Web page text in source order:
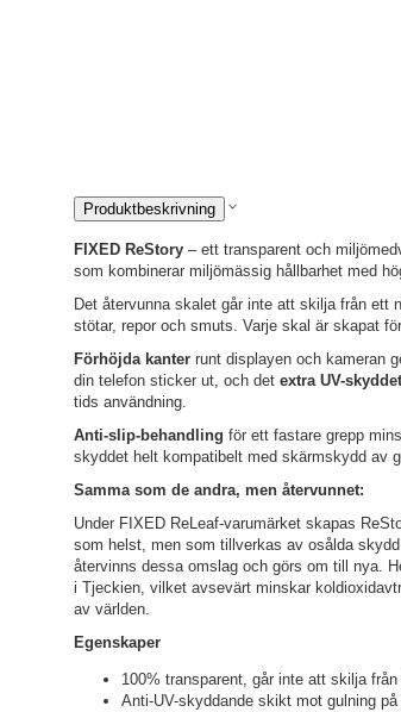
Produktbeskrivning
FIXED ReStory – ett transparent och
som kombinerar miljömässig hållbarhet med
Det återvunna skalet går inte att skilja från ett
stötar, repor och smuts. Varje skal är skapat
Förhöjda kanter runt displayen och kameran
din telefon sticker ut, och det extra UV-skyddet
tids användning.
Anti-slip-behandling för ett fastare grepp
skyddet helt kompatibelt med skärmskydd av
Samma som de andra, men återvunnet:
Under FIXED ReLeaf-varumärket skapas
som helst, men som tillverkas av osålda
återvinns dessa omslag och görs om till nya.
i Tjeckien, vilket avsevärt minskar
av världen.
Egenskaper
100% transparent, går inte att skilja
Anti-UV-skyddande skikt mot gulning